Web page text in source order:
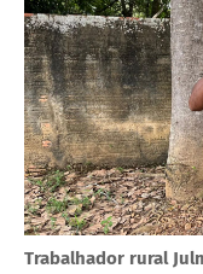
Trabalhador rural